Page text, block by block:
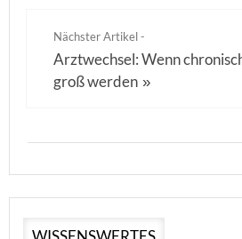
Nächster Artikel -
Arztwechsel: Wenn
groß werden »